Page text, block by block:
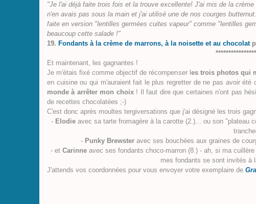
"Je l'ai déjà faite trois fois et la trouve excellente! J'ai mis de la
n'en avais pas sous la main et j'ai utilisé une de nos courges
faite en version "lentilles germées cuites vapeur" comme "lentilles
beaucoup cette salade !"
19. Fondants à la crème de marrons, à la noisette et au chocolat
Et maintenant, les gagnantes !
Je m'étais fixé comme objectif de récompenser l es trois photos qui
en cuisine ou qui m'auraient fait le plus regretter de ne pas avoir été
monde à arrêter mon choix! Il faut dire que certaines n'ont pas
de recettes chocolatées ;-)
C'est donc après moultes tergiversations que j'ai désigné les trois
- Elodieavec sa tarte fromagère à la carotte (2.)... ou son "plateau
- Punky Brewsteravec ses bouchées aux graines de
- et Carinne avec ses fondants choco-marron (8.) - ah, si ma
mes fondants se sont invités à
J'attends vos coordonnées pour vous envoyer votre exemplaire de